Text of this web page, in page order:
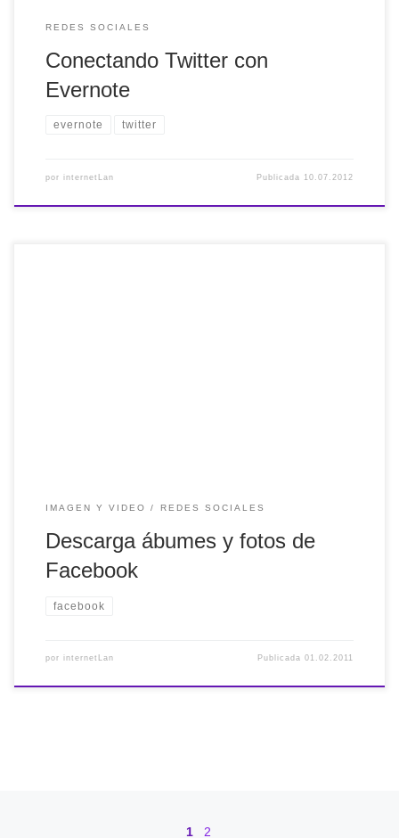
REDES SOCIALES
Conectando Twitter con
Evernote
evernote twitter
por internetLan Publicada 10.07.2012
IMAGEN Y VIDEO REDES SOCIALES
Descarga ábumes y fotos de
Facebook
facebook
por internetLan Publicada01.02.2011
Navegación de entradas
1 2